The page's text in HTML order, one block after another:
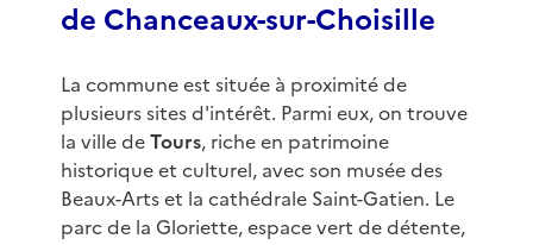
de Chanceaux-sur-Choisille
La commune est située à proximité de
plusieurs sites d'intérêt. Parmi eux, on trouve
la ville deTours, riche en patrimoine
historique et culturel, avec son musée des
Beaux-Arts et la cathédrale Saint-Gatien. Le
parc de la Gloriette, espace vert de détente,